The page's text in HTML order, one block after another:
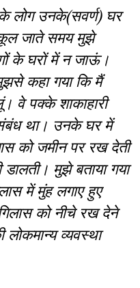
के लोग उनके(सवर्ण) घर
जाते समय मुझे
के घरों में न जाऊं।
कहा गया कि मैं
वे पक्के शाकाहारी
था। उनके घर में
को जमीन पर रख देती
मुझे बताया गया
में मुंह लगाए हुए
को नीचे रख देने
व्यवस्था